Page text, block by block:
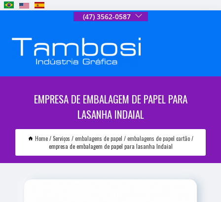
(47) 3562-0587
EMPRESA DE EMBALAGEM DE PAPEL PARA
LASANHA INDAIAL
Home Serviços embalagens de papel
embalagens de papel cartão
empresa de embalagem de papel para lasanha Indaial